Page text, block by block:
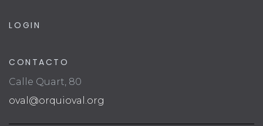
LOGIN
CONTACTO
Calle Quart, 80
oval@orquioval.org